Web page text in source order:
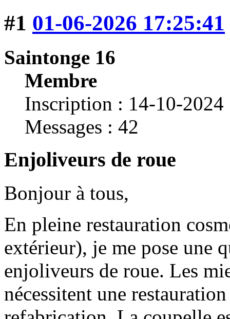
#1 01-06-2026 17:25:41
Saintonge 16
Membre
Inscription : 14-10-2024
Messages : 42
Enjoliveurs de roue
Bonjour à tous,
En pleine restauration
extérieur), je me pose une
enjoliveurs de roue. Les
nécessitent une